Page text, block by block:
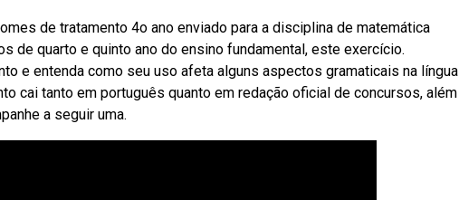
de tratamento 4o ano enviado para a disciplina de matemática
de quarto e quinto ano do ensino fundamental, este exercício.
e entenda como seu uso afeta alguns aspectos gramaticais na língua
cai tanto em português quanto em redação oficial de concursos, além
a seguir uma.